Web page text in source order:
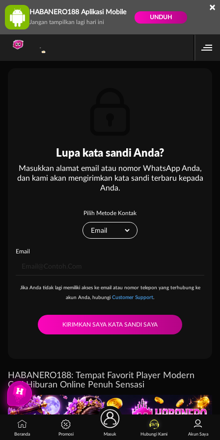
HABANERO188 Aplikasi Mobile
Jangan tampilkan lagi hari ini
UNDUH
×
Lupa kata sandi Anda?
Masukkan alamat email atau nomor WhatsApp Anda,
dan kami akan mengirimkan kata sandi terbaru kepada
Anda.
Pilih Metode Kontak
Email
Jika Anda tidak lagi memiliki akses ke email atau nomor telepon yang terhubung ke
akun Anda, hubungi Customer Support.
HABANERO188: Tempat Favorit Player Modern
Cari Hiburan Online Penuh Sensasi
Beranda Promosi Masuk Hubungi Kami Akun Saya